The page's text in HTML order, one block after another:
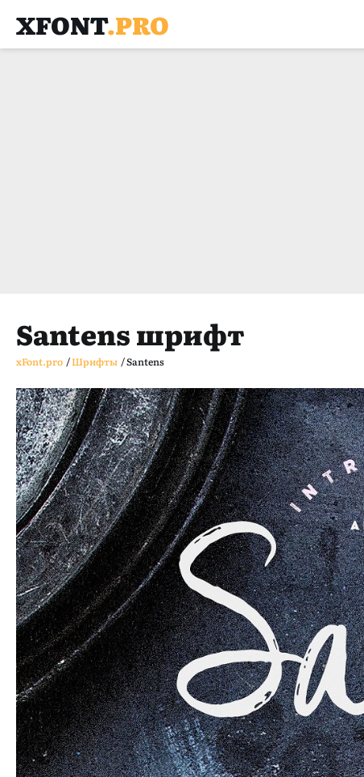
XFONT.PRO
Santens шрифт
xFont.pro /Шрифты /Santens